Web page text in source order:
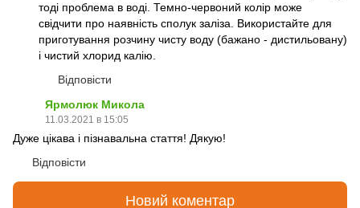
тоді проблема в воді. Темно-червоний колір може
свідчити про наявність сполук заліза. Використайте для
приготування розчину чисту воду (бажано - дистильовану)
і чистий хлорид калію.
Відповісти
Ярмолюк Микола
11.03.2021 в 15:05
Дуже цікава і пізнавальна стаття! Дякую!
Відповісти
Новий коментар